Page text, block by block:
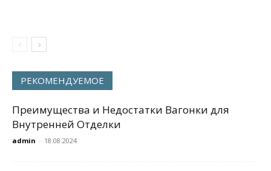
РЕКОМЕНДУЕМОЕ
Преимущества и Недостатки Вагонки для
Внутренней Отделки
admin - 18.08.2024